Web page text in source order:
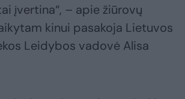
įvertina“, – apie žiūrovų
kinui pasakoja Lietuvos
Leidybos vadovė Alisa